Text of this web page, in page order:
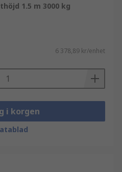
1.5 m 3000 kg
6 378,89 kr/enhet
i korgen